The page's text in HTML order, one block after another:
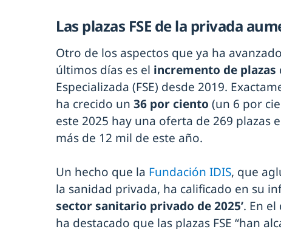
Las plazas FSE de la privada
Otro de los aspectos que ya ha avanzado
últimos días es el incremento de plazas
Especializada (FSE) desde 2019.
ha crecido un 36 por ciento (un 6 por
este 2025 hay una oferta de 269 plazas
más de 12 mil de este año.
Un hecho que la Fundación IDIS, que
la sanidad privada, ha calificado en su
sector sanitario privado de 2025’. En
ha destacado que las plazas FSE “han